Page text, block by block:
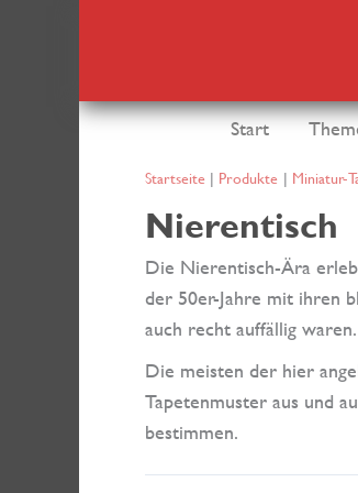
Start
Startseite Produkte Miniatur-
Nierentisch
Die Nierentisch-Ära
der 50er-Jahre mit ihren
auch recht auffällig waren.
Die meisten der hier
Tapetenmuster aus und
bestimmen.